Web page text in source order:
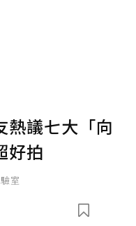
熱議七大「向
好拍
室